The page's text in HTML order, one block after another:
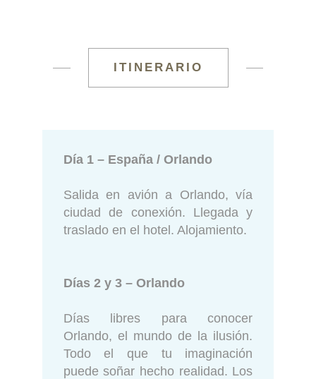
ITINERARIO
Día 1 – España / Orlando
Salida en avión a Orlando, vía
ciudad de conexión. Llegada y
traslado en el hotel. Alojamiento.
Días 2 y 3 – Orlando
Días libres para conocer
Orlando, el mundo de la ilusión.
Todo el que tu imaginación
puede soñar hecho realidad. Los